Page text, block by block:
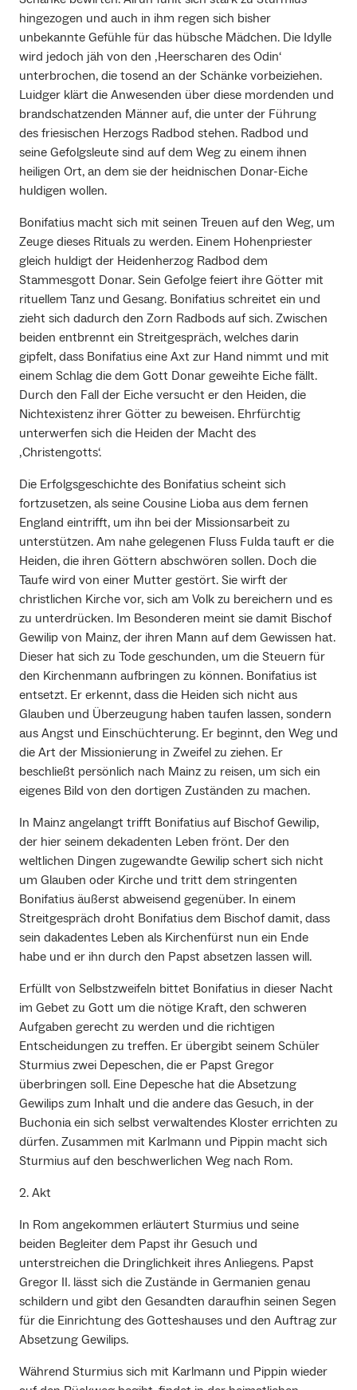
hingezogen und auch in ihm regen sich bisher
unbekannte Gefühle für das hübsche Mädchen. Die Idylle
wird jedoch jäh von den ‚Heerscharen des Odin‘
unterbrochen, die tosend an der Schänke vorbeiziehen.
Luidger klärt die Anwesenden über diese mordenden und
brandschatzenden Männer auf, die unter der Führung
des friesischen Herzogs Radbod stehen. Radbod und
seine Gefolgsleute sind auf dem Weg zu einem ihnen
heiligen Ort, an dem sie der heidnischen Donar-Eiche
huldigen wollen.
Bonifatius macht sich mit seinen Treuen auf den Weg, um
Zeuge dieses Rituals zu werden. Einem Hohenpriester
gleich huldigt der Heidenherzog Radbod dem
Stammesgott Donar. Sein Gefolge feiert ihre Götter mit
rituellem Tanz und Gesang. Bonifatius schreitet ein und
zieht sich dadurch den Zorn Radbods auf sich. Zwischen
beiden entbrennt ein Streitgespräch, welches darin
gipfelt, dass Bonifatius eine Axt zur Hand nimmt und mit
einem Schlag die dem Gott Donar geweihte Eiche fällt.
Durch den Fall der Eiche versucht er den Heiden, die
Nichtexistenz ihrer Götter zu beweisen. Ehrfürchtig
unterwerfen sich die Heiden der Macht des
‚Christengotts‘.
Die Erfolgsgeschichte des Bonifatius scheint sich
fortzusetzen, als seine Cousine Lioba aus dem fernen
England eintrifft, um ihn bei der Missionsarbeit zu
unterstützen. Am nahe gelegenen Fluss Fulda tauft er die
Heiden, die ihren Göttern abschwören sollen. Doch die
Taufe wird von einer Mutter gestört. Sie wirft der
christlichen Kirche vor, sich am Volk zu bereichern und es
zu unterdrücken. Im Besonderen meint sie damit Bischof
Gewilip von Mainz, der ihren Mann auf dem Gewissen hat.
Dieser hat sich zu Tode geschunden, um die Steuern für
den Kirchenmann aufbringen zu können. Bonifatius ist
entsetzt. Er erkennt, dass die Heiden sich nicht aus
Glauben und Überzeugung haben taufen lassen, sondern
aus Angst und Einschüchterung. Er beginnt, den Weg und
die Art der Missionierung in Zweifel zu ziehen. Er
beschließt persönlich nach Mainz zu reisen, um sich ein
eigenes Bild von den dortigen Zuständen zu machen.
In Mainz angelangt trifft Bonifatius auf Bischof Gewilip,
der hier seinem dekadenten Leben frönt. Der den
weltlichen Dingen zugewandte Gewilip schert sich nicht
um Glauben oder Kirche und tritt dem stringenten
Bonifatius äußerst abweisend gegenüber. In einem
Streitgespräch droht Bonifatius dem Bischof damit, dass
sein dakadentes Leben als Kirchenfürst nun ein Ende
habe und er ihn durch den Papst absetzen lassen will.
Erfüllt von Selbstzweifeln bittet Bonifatius in dieser Nacht
im Gebet zu Gott um die nötige Kraft, den schweren
Aufgaben gerecht zu werden und die richtigen
Entscheidungen zu treffen. Er übergibt seinem Schüler
Sturmius zwei Depeschen, die er Papst Gregor
überbringen soll. Eine Depesche hat die Absetzung
Gewilips zum Inhalt und die andere das Gesuch, in der
Buchonia ein sich selbst verwaltendes Kloster errichten zu
dürfen. Zusammen mit Karlmann und Pippin macht sich
Sturmius auf den beschwerlichen Weg nach Rom.
2. Akt
In Rom angekommen erläutert Sturmius und seine
beiden Begleiter dem Papst ihr Gesuch und
unterstreichen die Dringlichkeit ihres Anliegens. Papst
Gregor II. lässt sich die Zustände in Germanien genau
schildern und gibt den Gesandten daraufhin seinen Segen
für die Einrichtung des Gotteshauses und den Auftrag zur
Absetzung Gewilips.
Während Sturmius sich mit Karlmann und Pippin wieder